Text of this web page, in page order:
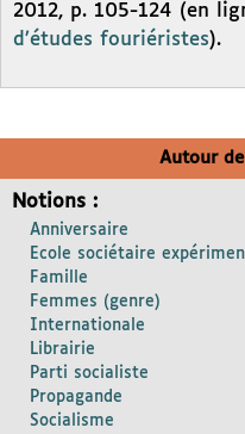
2012, p. 105-124 (en
d’études fouriéristes).
Autour
Notions :
Anniversaire
Ecole sociétaire
Famille
Femmes (genre)
Internationale
Librairie
Parti socialiste
Propagande
Socialisme